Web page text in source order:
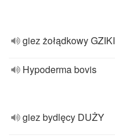
giez żołądkowy GZIKI
Hypoderma bovis
giez bydlęcy DUŻY